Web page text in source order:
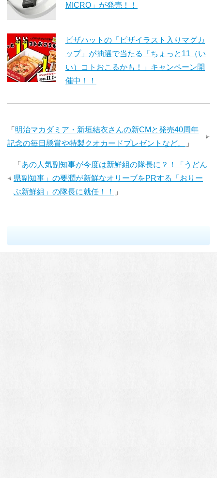
MICRO」が発売！！
ピザハットの「ピザイラスト入りマグカ
ップ」が抽選で当たる「ちょっと11（い
い）コトおこるかも！」キャンペーン開
催中！！
「 明治マカダミア・新垣結衣さんの新CMと発売40周年
記念の毎日懸賞や特製クオカードプレゼントなど。
」
「 あの人気副知事が今度は新鮮組の隊長に？！「うどん
県副知事」の要潤が新鮮なオリーブをPRする「おりー
ぶ新鮮組」の隊長に就任！！
」